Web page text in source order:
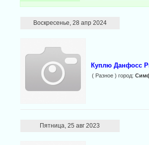
Воскресенье, 28 апр 2024
Куплю Данфосс
( Разное ) город:
Пятница, 25 авг 2023